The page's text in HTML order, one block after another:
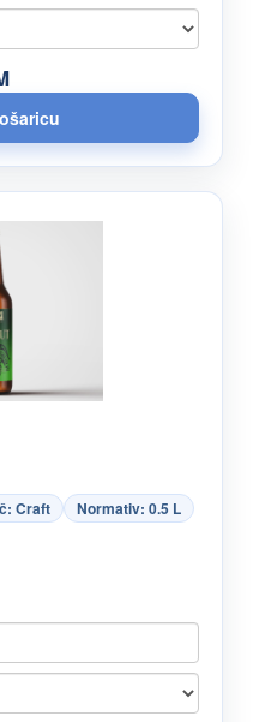
Craft
Normativ: 0.5 L